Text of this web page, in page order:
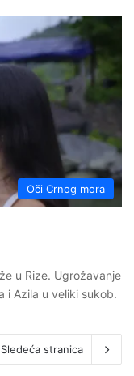
Oči Crnog mora
u Rize. Ugrožavanje
i Azila u veliki sukob.
Sledeća stranica